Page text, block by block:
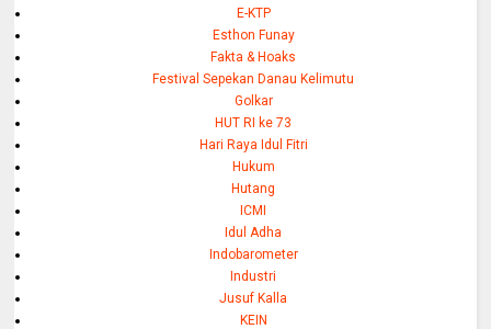
E-KTP
Esthon Funay
Fakta & Hoaks
Festival Sepekan Danau Kelimutu
Golkar
HUT RI ke 73
Hari Raya Idul Fitri
Hukum
Hutang
ICMI
Idul Adha
Indobarometer
Industri
Jusuf Kalla
KEIN